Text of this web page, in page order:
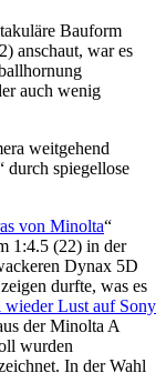
Bauform
anschaut, war es
auch wenig
weitgehend
durch spiegellose
von Minolta“
1:4.5 (22) in der
Dynax 5D
durfte, was es
wieder Lust auf Sony
der Minolta A
wurden
In der Wahl